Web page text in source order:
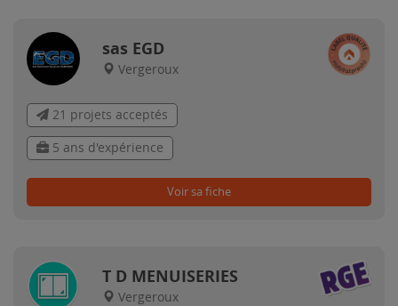
sas EGD
Vergeroux
21 projets acceptés
5 ans d'expérience
Voir sa fiche
T D MENUISERIES
Vergeroux